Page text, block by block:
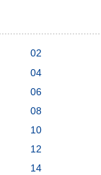
02
04
06
08
10
12
14